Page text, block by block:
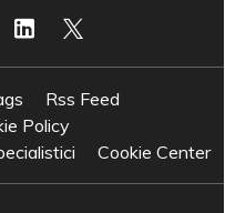
Rss Feed
Policy
Cookie Center